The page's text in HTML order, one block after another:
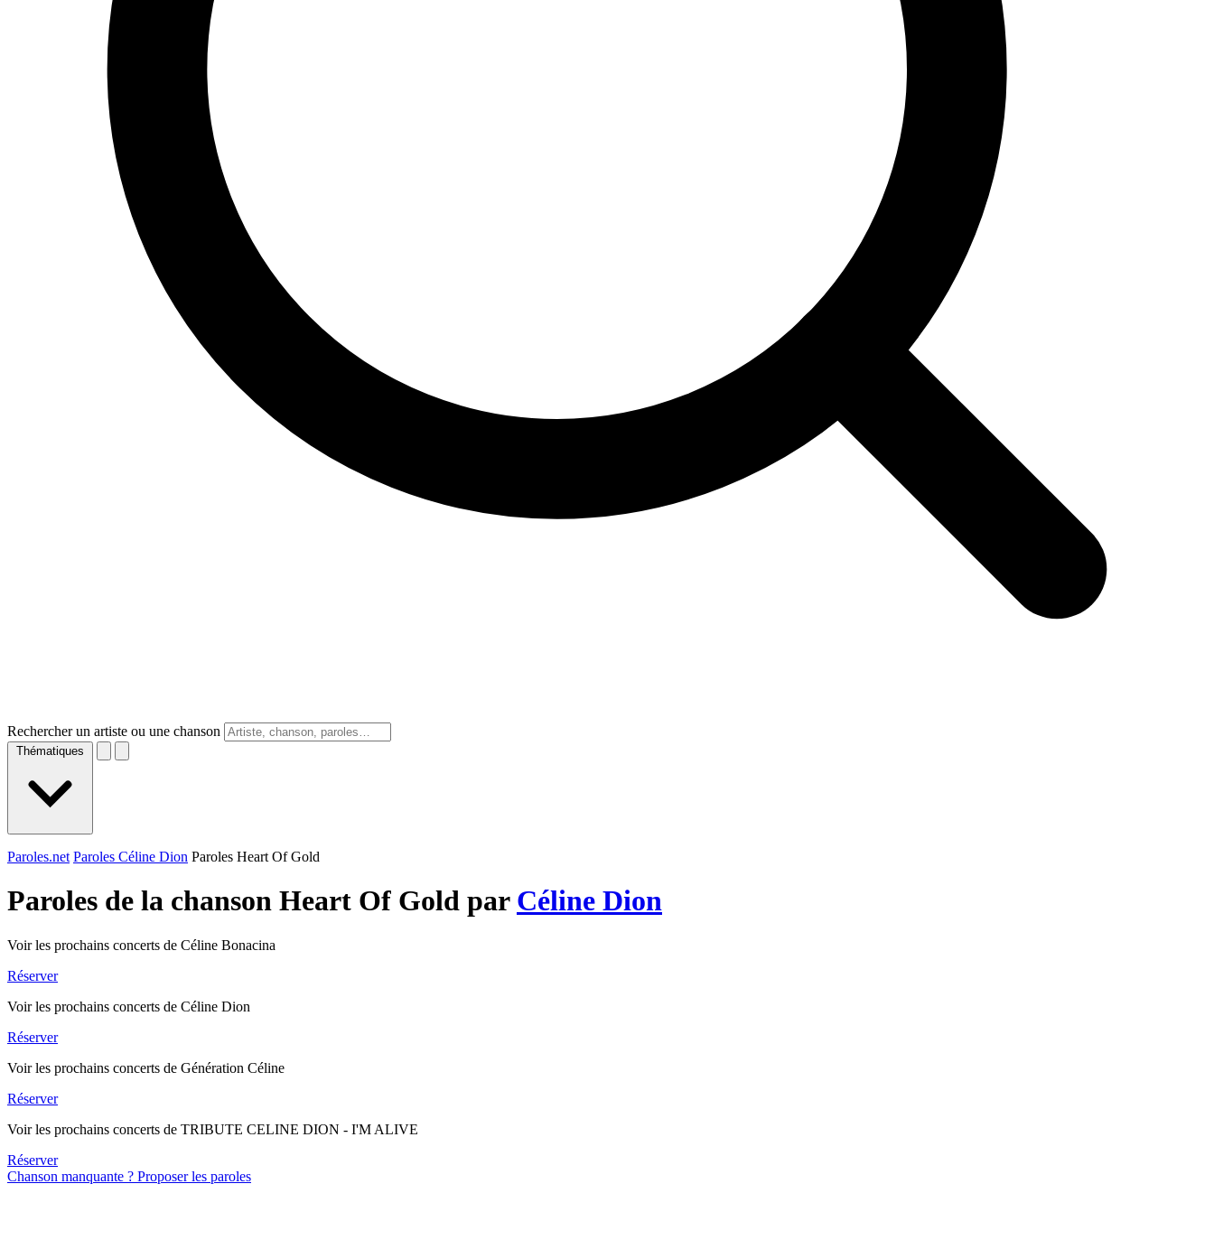
Rechercher un artiste ou une chanson
Thématiques
Paroles.net Paroles Céline Dion Paroles Heart Of Gold
Paroles de la chanson Heart Of Gold par Céline Dion
Voir les prochains concerts de Céline Bonacina
Réserver
Voir les prochains concerts de Céline Dion
Réserver
Voir les prochains concerts de Génération Céline
Réserver
Voir les prochains concerts de TRIBUTE CELINE DION - I'M ALIVE
Réserver
Chanson manquante ? Proposer les paroles